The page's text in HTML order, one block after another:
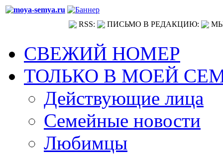
RSS: ПИСЬМО В РЕДАКЦИЮ:
СВЕЖИЙ НОМЕР
ТОЛЬКО В МОЕЙ
Действующие лица
Семейные новости
Любимцы